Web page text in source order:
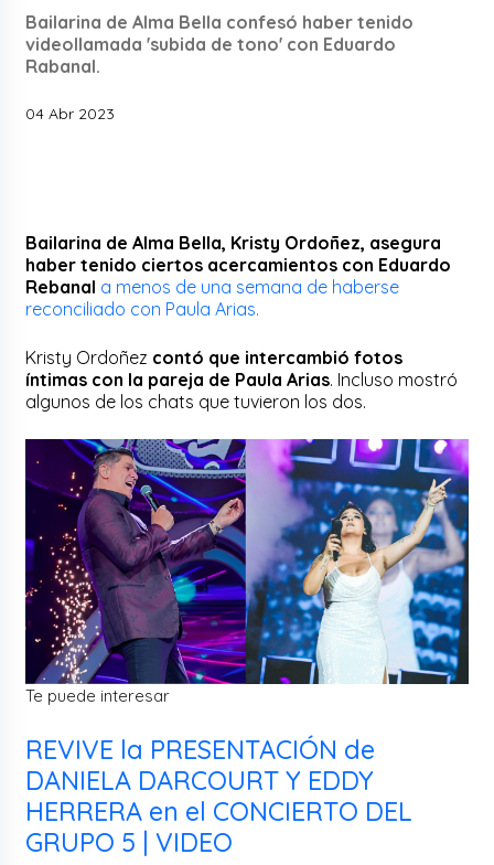
Bailarina de Alma Bella confesó haber tenido
videollamada 'subida de tono' con Eduardo
Rabanal.
04 Abr 2023
Bailarina de Alma Bella, Kristy Ordoñez, asegura
haber tenido ciertos acercamientos con Eduardo
Rebanal a menos de una semana de haberse
reconciliado con Paula Arias.
Kristy Ordoñez contó que intercambió fotos
íntimas con la pareja de Paula Arias. Incluso mostró
algunos de los chats que tuvieron los dos.
Te puede interesar
REVIVE la PRESENTACIÓN de
DANIELA DARCOURT Y EDDY
HERRERA en el CONCIERTO DEL
GRUPO 5 | VIDEO